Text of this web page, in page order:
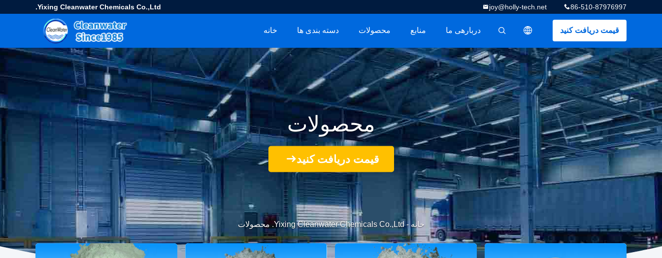
Yixing Cleanwater Chemicals Co.,Ltd. 86-510-87976997
joy@holly-tech.net
قیمت دریافت کنید
描述
خانه دسته بندی ها محصولات منابع دربارهی ما
محصولات
قیمت دریافت کنید
خانه -Yixing Cleanwater Chemicals Co.,Ltd. محصولات